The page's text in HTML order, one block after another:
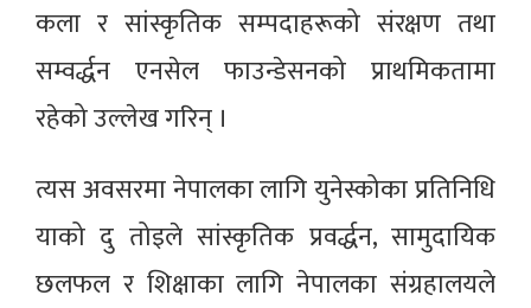
कला र सांस्कृतिक सम्पदाहरूको संरक्षण तथा
सम्वर्द्धन एनसेल फाउन्डेसनको प्राथमिकतामा
रहेको उल्लेख गरिन् ।
त्यस अवसरमा नेपालका लागि युनेस्कोका प्रतिनिधि
याको दु तोइले सांस्कृतिक प्रवर्द्धन, सामुदायिक
छलफल र शिक्षाका लागि नेपालका संग्रहालयले